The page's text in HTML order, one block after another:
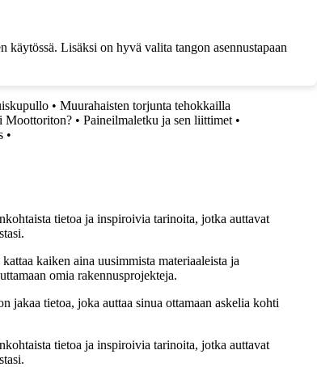
Lisäksi on hyvä valita tangon asennustapaan
• Muurahaisten torjunta tehokkailla
Moottoriton? • Paineilmaletku ja sen liittimet •
•
tietoa ja inspiroivia tarinoita, jotka auttavat
kaiken aina uusimmista materiaaleista ja
omia rakennusprojekteja.
jakaa tietoa, joka auttaa sinua ottamaan askelia kohti
tietoa ja inspiroivia tarinoita, jotka auttavat